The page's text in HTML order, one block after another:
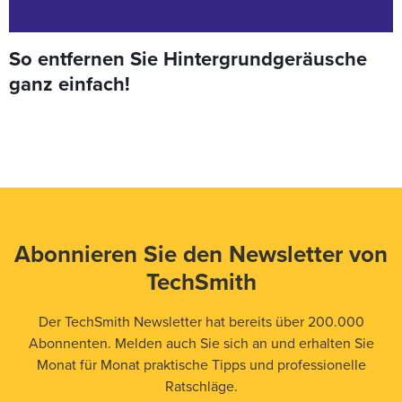
So entfernen Sie Hintergrundgeräusche
ganz einfach!
Abonnieren Sie den Newsletter von
TechSmith
Der TechSmith Newsletter hat bereits über 200.000
Abonnenten. Melden auch Sie sich an und erhalten Sie
Monat für Monat praktische Tipps und professionelle
Ratschläge.